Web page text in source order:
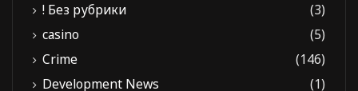
! Без рубрики
(3)
casino
(5)
Crime
(146)
Development News
(1)